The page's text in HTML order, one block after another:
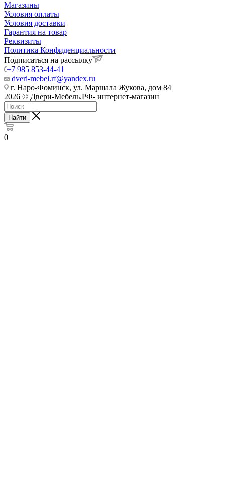
Магазины
Условия оплаты
Условия доставки
Гарантия на товар
Реквизиты
Политика Конфиденциальности
Подписаться на рассылку
+7 985 853-44-41
dveri-mebel.rf@yandex.ru
г. Наро-Фоминск, ул. Маршала Жукова, дом 84
2026 © Двери-Мебель.РФ- интернет-магазин
Найти
0